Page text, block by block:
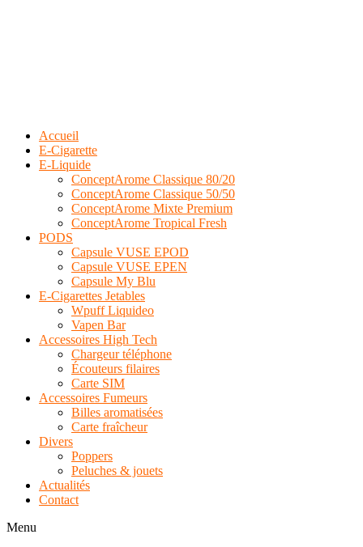
Accueil
E-Cigarette
E-Liquide
ConceptArome Classique 80/20
ConceptArome Classique 50/50
ConceptArome Mixte Premium
ConceptArome Tropical Fresh
PODS
Capsule VUSE EPOD
Capsule VUSE EPEN
Capsule My Blu
E-Cigarettes Jetables
Wpuff Liquideo
Vapen Bar
Accessoires High Tech
Chargeur téléphone
Écouteurs filaires
Carte SIM
Accessoires Fumeurs
Billes aromatisées
Carte fraîcheur
Divers
Poppers
Peluches & jouets
Actualités
Contact
Menu